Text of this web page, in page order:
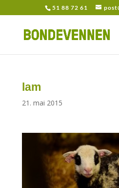
51 88 72 61
lam
21. mai 2015